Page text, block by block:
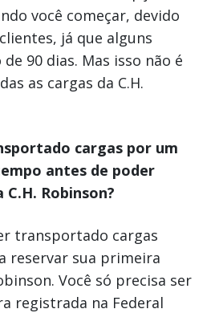
você começar, devido
já que alguns
90 dias. Mas isso não é
as cargas da C.H.
cargas por um
antes de poder
Robinson?
transportado cargas
reservar sua primeira
Você só precisa ser
registrada na Federal